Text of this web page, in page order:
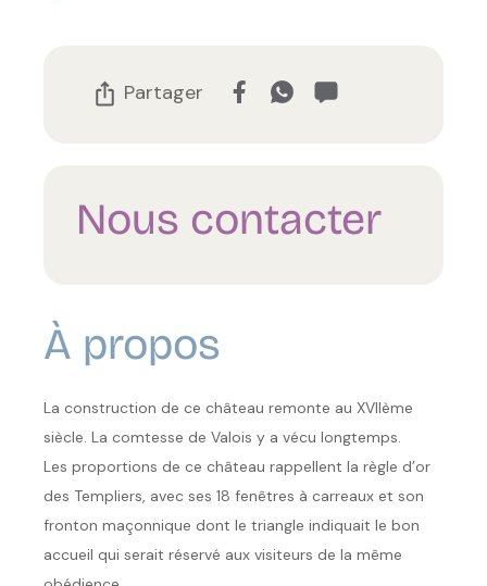
Partager
Nous contacter
À propos
La construction de ce château remonte au XVIIème
siècle. La comtesse de Valois y a vécu longtemps.
Les proportions de ce château rappellent la règle d’or
des Templiers, avec ses 18 fenêtres à carreaux et son
fronton maçonnique dont le triangle indiquait le bon
accueil qui serait réservé aux visiteurs de la même